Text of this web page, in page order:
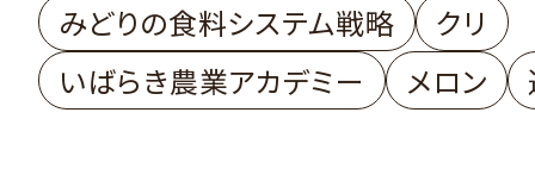
みどりの食料システム戦略
クリ
いばらき農業アカデミー
メロン